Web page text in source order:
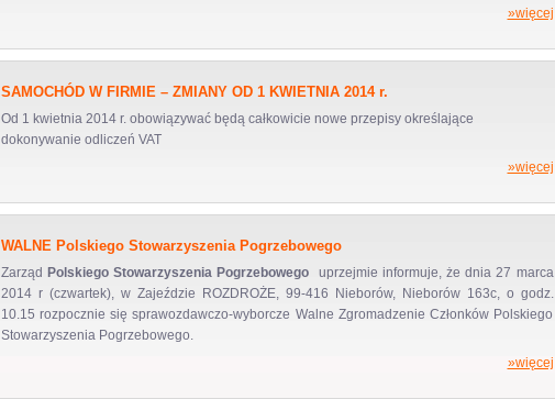
»więcej
SAMOCHÓD W FIRMIE – ZMIANY OD 1 KWIETNIA 2014 r.
Od 1 kwietnia 2014 r. obowiązywać będą całkowicie nowe przepisy określające
dokonywanie odliczeń VAT
»więcej
WALNE Polskiego Stowarzyszenia Pogrzebowego
Zarząd Polskiego Stowarzyszenia Pogrzebowego uprzejmie informuje, że dnia 27 marca
2014 r (czwartek), w Zajeździe ROZDROŻE, 99-416 Nieborów, Nieborów 163c, o godz.
10.15 rozpocznie się sprawozdawczo-wyborcze Walne Zgromadzenie Członków Polskiego
Stowarzyszenia Pogrzebowego.
»więcej